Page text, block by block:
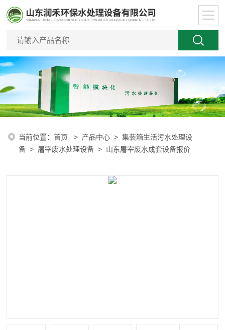
当前位置：首页 > 产品中心 >集装箱生活污水处理设
备 > 屠宰废水处理设备 > 山东屠宰废水成套设备报价